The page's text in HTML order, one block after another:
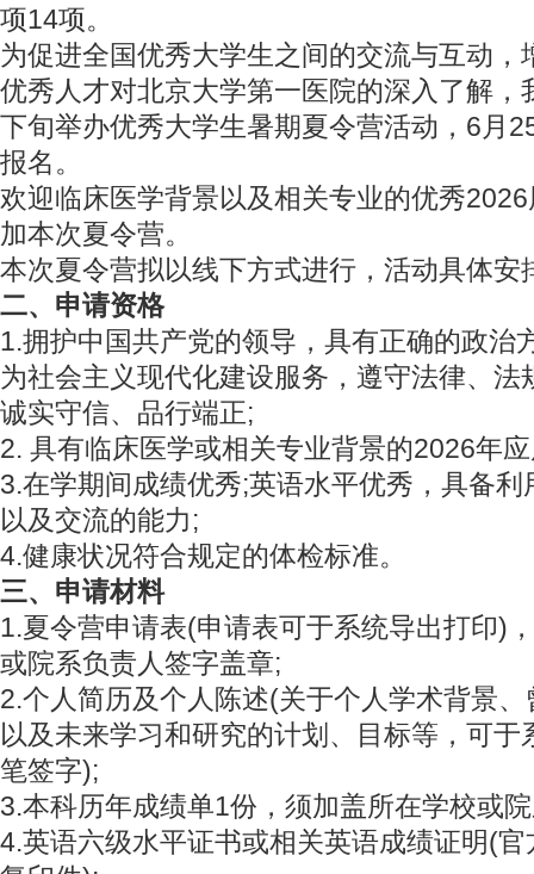
项14项。
为促进全国优秀大学生之间的交流与互动，
优秀人才对北京大学第一医院的深入了解，
下旬举办优秀大学生暑期夏令营活动，6月
报名。
欢迎临床医学背景以及相关专业的优秀
加本次夏令营。
本次夏令营拟以线下方式进行，活动具体安
二、申请资格
1.拥护中国共产党的领导，具有正确的政治
为社会主义现代化建设服务，遵守法律、法
诚实守信、品行端正;
2. 具有临床医学或相关专业背景的2026年
3.在学期间成绩优秀;英语水平优秀，具备
以及交流的能力;
4.健康状况符合规定的体检标准。
三、申请材料
1.夏令营申请表(申请表可于系统导出打印)
或院系负责人签字盖章;
2.个人简历及个人陈述(关于个人学术背景
以及未来学习和研究的计划、目标等，可
笔签字);
3.本科历年成绩单1份，须加盖所在学校或
4.英语六级水平证书或相关英语成绩证明(